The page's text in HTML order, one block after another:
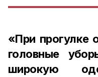
«При прогулке
головные
широкую